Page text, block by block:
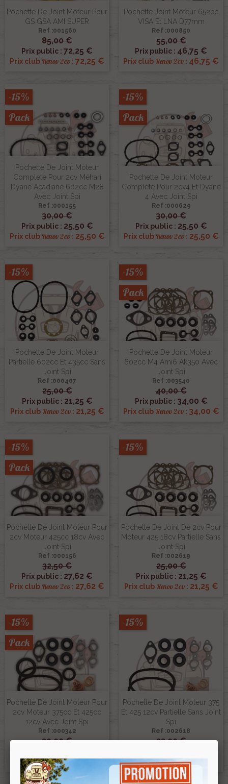
Pochette De Joint Moteur Pour
GS GSA AMI SUPER
Ref :001560
85,00 €
Prix public : 72,25 €
Prix club Renov 2cv : 72,25 €
Pochette Joint Moteur 652cc
VISA Et LNA D77mm
Ref :000850
55,00 €
Prix public : 46,75 €
Prix club Renov 2cv : 46,75 €
Pochette De Joint Moteur
Complete Pour 2cv Méhari
Dyane Acadiane 602cc M28
Avec Joint Spi
Ref :000155
30,00 €
Prix public : 25,50 €
Prix club Renov 2cv: 25,50 €
-15%
Pack
Pochette De Joint Moteur
Complète Pour 2cv4 Et Dyane
4 Avec Joint Spi
Ref :000629
30,00 €
Prix public : 25,50 €
Prix club Renov 2cv: 25,50 €
-15%
Pack
Pochette De Joint Moteur
Partielle 602cc Et 435cc Sans
Joint Spi
Ref :000407
25,00 €
Prix public : 21,25 €
Prix club Renov 2cv: 21,25 €
-15%
Pochette De Joint Moteur
602cc M4 Ami6 Ak350 Avec
Joint Spi
Ref :003540
40,00 €
Prix public : 34,00 €
Prix club Renov 2cv: 34,00 €
-15%
Pack
Pochette De Joint Moteur Pour
2cv Moteur 425cc 18cv Avec
Joint Spi
Ref :000156
32,50 €
Prix public : 27,62 €
Prix club Renov 2cv : 27,62 €
-15%
Pack
Pochette De Joint De 2cv Pour
Moteur 425 18cv Partielle Sans
Joint Spi
Ref :002619
25,00 €
Prix public : 21,25 €
Prix club Renov 2cv: 21,25 €
-15%
Pochette De Joint Moteur Pour
2cv Moteur 375cc Et 425cc
12cv Avec Joint Spi
Ref :000342
30,00 €
Prix clubRenov 2cv 25,50 €
-15%
Pack
Pochette De Joint Moteur 375
Et 425 12cv Partielle Sans Joint
Spi
Ref :002618
23,00 €
Prix clubRenov 2cv:19,55 €
-15%